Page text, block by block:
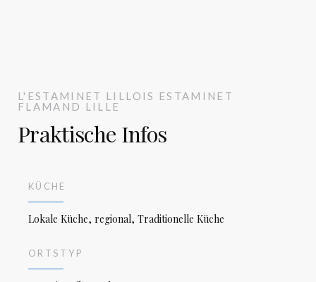
L'ESTAMINET LILLOIS
ESTAMINET
FLAMAND
LILLE
Praktische Infos
KÜCHE
Lokale Küche, regional, Traditionelle Küche
ORTSTYP